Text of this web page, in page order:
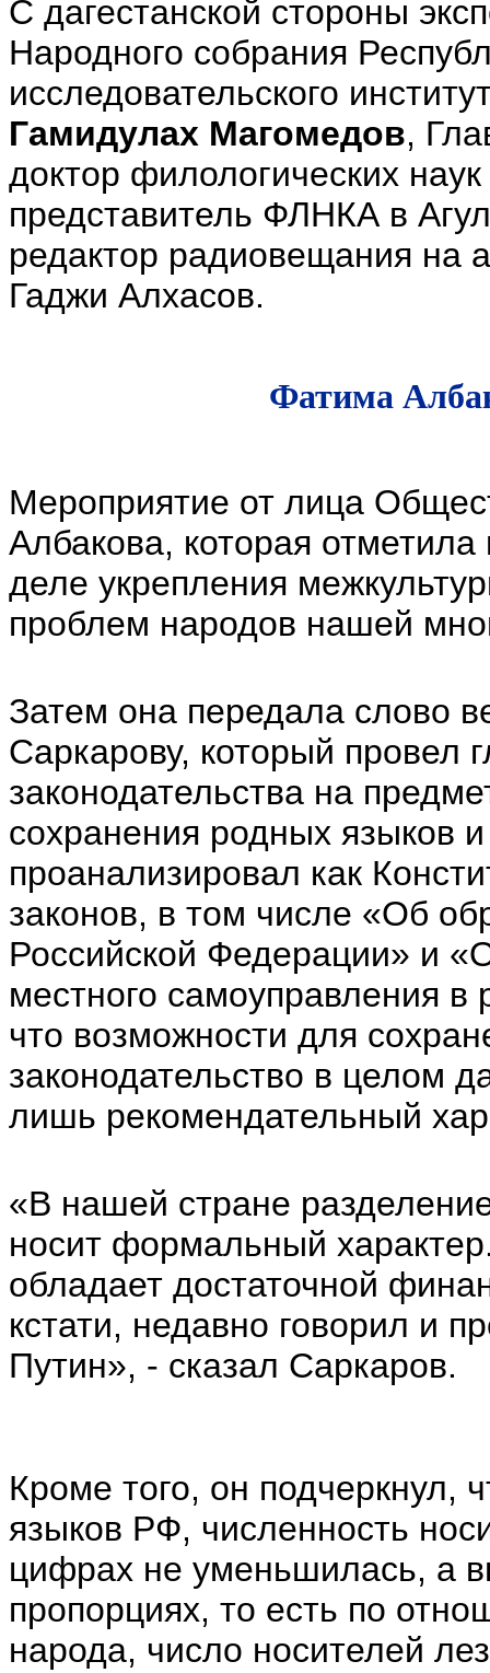
С дагестанской стороны
Народного собрания
исследовательского
Гамидулах Магомедов,
доктор филологических
представитель ФЛНКА в
редактор радиовещания на
Гаджи Алхасов.
Фатима
Мероприятие от лица
Албакова, которая
деле укрепления
проблем народов нашей
Затем она передала слово
Саркарову, который провел
законодательства на
сохранения родных языков
проанализировал как
законов, в том числе «Об
Российской Федерации» и
местного самоуправления
что возможности для
законодательство в целом
лишь рекомендательный
«В нашей стране
носит формальный
обладает достаточной
кстати, недавно говорил и
Путин», - сказал Саркаров.
Кроме того, он подчеркнул,
языков РФ, численность
цифрах не уменьшилась, а
пропорциях, то есть по
народа, число носителей